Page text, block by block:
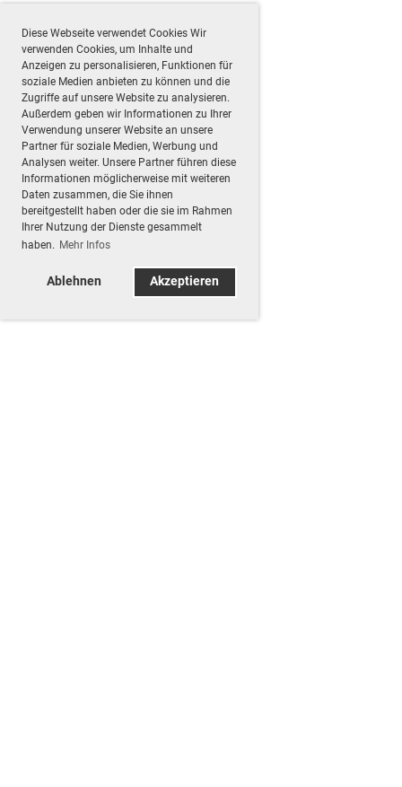
Diese Webseite verwendet Cookies Wir
verwenden Cookies, um Inhalte und
Anzeigen zu personalisieren, Funktionen für
soziale Medien anbieten zu können und die
Zugriffe auf unsere Website zu analysieren.
Außerdem geben wir Informationen zu Ihrer
Verwendung unserer Website an unsere
Partner für soziale Medien, Werbung und
Analysen weiter. Unsere Partner führen diese
Informationen möglicherweise mit weiteren
Daten zusammen, die Sie ihnen
bereitgestellt haben oder die sie im Rahmen
Ihrer Nutzung der Dienste gesammelt
haben. Mehr Infos
Ablehnen Akzeptieren